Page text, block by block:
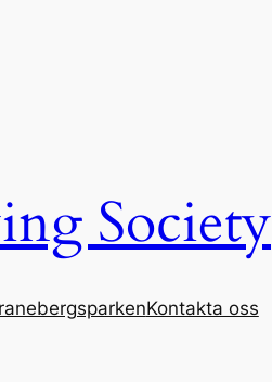
Society
Kontakta oss